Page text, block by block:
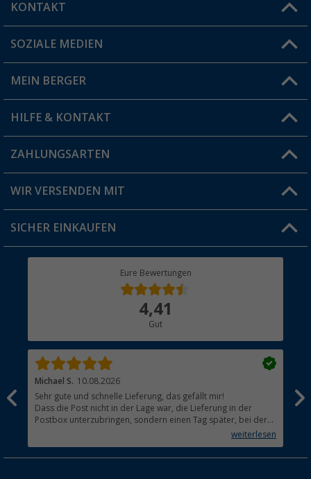
KONTAKT
Du hast eine Frage?
Filiale finden
SOZIALE MEDIEN
MEIN BERGER
Vorteilskarte
Blog
Jobs & Karriere
HILFE & KONTAKT
FAQ & Kontakt
Versandinformationen
Rücksendung
ZAHLUNGSARTEN
WIR VERSENDEN MIT
SICHER EINKAUFEN
Eure Bewertungen
4,41
Gut
Michael S. 10.08.2026
Sehr gute und schnelle Lieferung, das gefällt mir!
Dass die Post nicht in der Lage war, die Lieferung in der
Postbox unterzubringen, sondern einen Tag später, bei der
weiterlesen